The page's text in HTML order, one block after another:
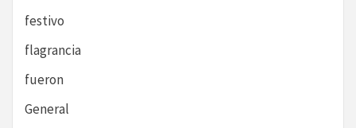
festivo
flagrancia
fueron
General